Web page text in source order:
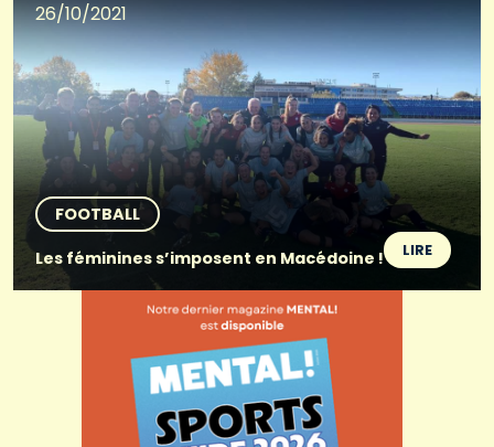
26/10/2021
FOOTBALL
Les féminines s’imposent en Macédoine !
LIRE